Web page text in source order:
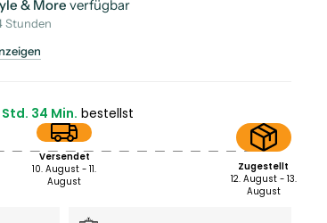
& More verfügbar
Stunden
Std. 34 Min. bestellst
Versendet
10. August - 11.
August
Zugestellt
12. August - 13.
August